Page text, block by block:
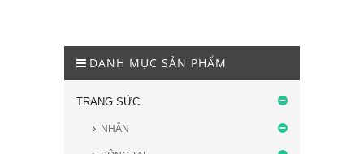
DANH MỤC SẢN PHẨM
TRANG SỨC
NHẪN